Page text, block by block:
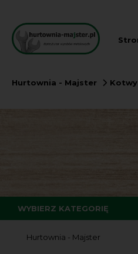
Hurtownia - Majster
WYBIERZ KATEGORIĘ
Hurtownia - Majster